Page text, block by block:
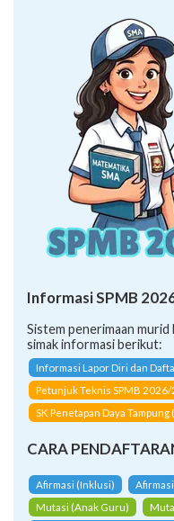
Informasi SPMB
Sistem penerimaan
simak informasi berikut:
Informasi Lapor Diri dan
Petunjuk Teknis SPMB
SK Penetapan Daya
CARA
Afirmasi (Inklusi)
Mutasi (Anak Guru)